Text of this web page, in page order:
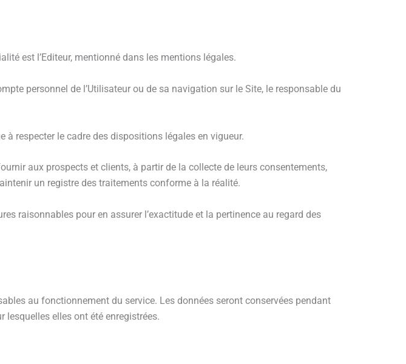
est l’Editeur, mentionné dans les mentions légales.
personnel de l’Utilisateur ou de sa navigation sur le Site, le responsable du
à respecter le cadre des dispositions légales en vigueur.
aux prospects et clients, à partir de la collecte de leurs consentements,
un registre des traitements conforme à la réalité.
raisonnables pour en assurer l’exactitude et la pertinence au regard des
au fonctionnement du service. Les données seront conservées pendant
elles ont été enregistrées.